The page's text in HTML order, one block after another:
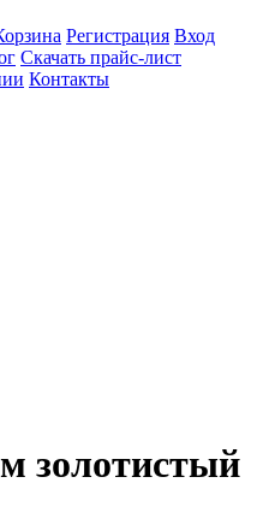
Регистрация Вход
Скачать прайс-лист
Контакты
золотистый